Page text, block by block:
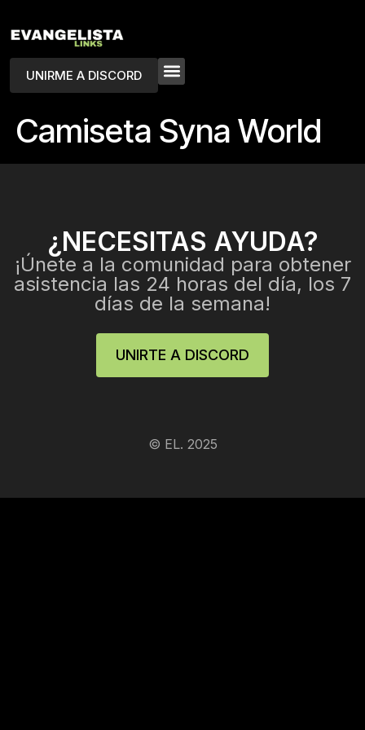
UNIRME A DISCORD
Camiseta Syna World
¿NECESITAS AYUDA?
¡Únete a la comunidad para obtener
asistencia las 24 horas del día, los 7
días de la semana!
UNIRTE A DISCORD
© EL. 2025